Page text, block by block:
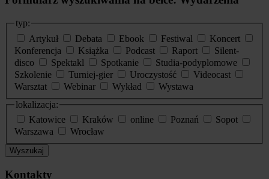
typ:
Artykuł
Debata Ebook Festiwal
Koncert
Konferencja
Książka Podcast Raport
Silent-
disco
Spektakl Spotkanie
Studia-podyplomowe
Szkolenie
Turniej-gier Uroczystość
Videocast
Warsztat
Webinar Wykład
Wystawa
lokalizacja:
Katowice
Kraków online Poznań
Sopot
Warszawa
Wrocław
Wyszukaj
Kontakty